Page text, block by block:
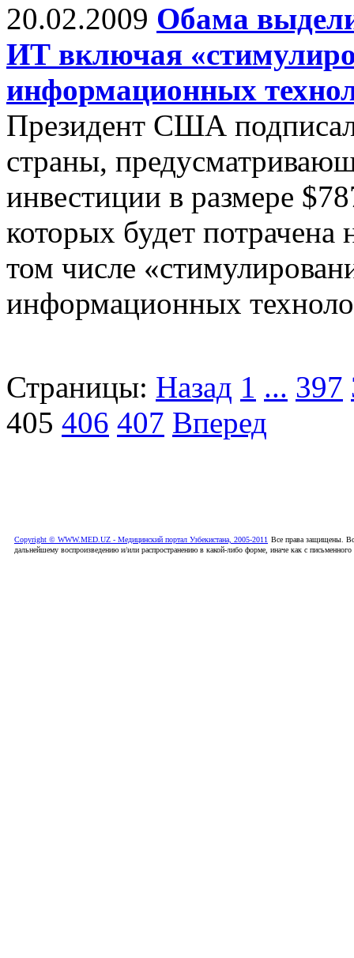
20.02.2009 Обама
ИТ включая
информационных
Президент США
страны,
инвестиции в размере
которых будет
том числе
информационных
Страницы: Назад 1 ... 397
405 406 407 Вперед
Copyright © WWW.MED.UZ - Медицинский портал Узбекистана, 2005-2011 Все права защищены.
дальнейшему воспроизведению и/или распространению в какой-либо форме, иначе как с